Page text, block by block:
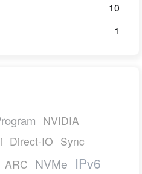
10
1
NVIDIA
Direct-IO Sync
ARC NVMe IPv6